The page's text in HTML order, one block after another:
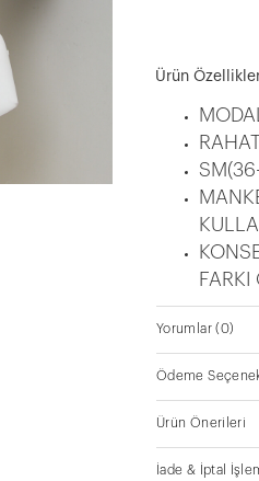
Ürün
FARKI
Yorumlar(0)
Ödeme
Ürün Önerileri
İade & İptal